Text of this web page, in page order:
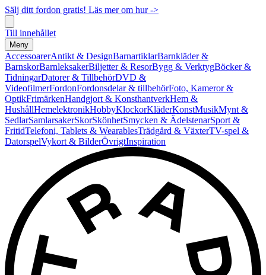
Sälj ditt fordon gratis! Läs mer om hur ->
Till innehållet
Meny
AccessoarerAntikt & DesignBarnartiklarBarnkläder &
BarnskorBarnleksakerBiljetter & ResorBygg & VerktygBöcker &
TidningarDatorer & TillbehörDVD &
VideofilmerFordonFordonsdelar & tillbehörFoto, Kameror &
OptikFrimärkenHandgjort & KonsthantverkHem &
HushållHemelektronikHobbyKlockorKläderKonstMusikMynt &
SedlarSamlarsakerSkorSkönhetSmycken & ÄdelstenarSport &
FritidTelefoni, Tablets & WearablesTrädgård & VäxterTV-spel &
DatorspelVykort & BilderÖvrigtInspiration